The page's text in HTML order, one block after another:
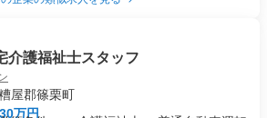
介護福祉士スタッフ
屋郡篠栗町
万円